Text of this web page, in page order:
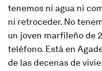
tenemos ni agua ni
ni retroceder. No
un joven marfileño de
teléfono. Está en
de las decenas de